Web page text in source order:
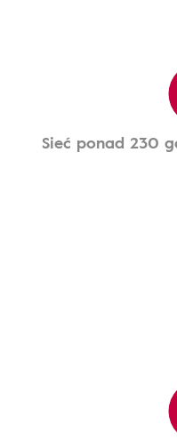
Sieć ponad 230